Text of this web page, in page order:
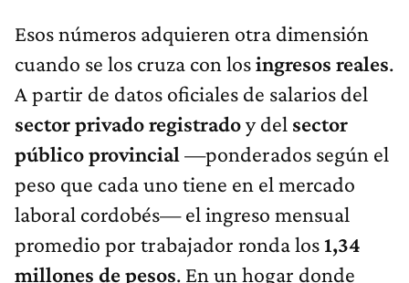
Esos números adquieren otra dimensión
cuando se los cruza con losingresos reales.
A partir de datos oficiales de salarios del
sector privado registradoy del sector
público provincial —ponderados según el
peso que cada uno tiene en el mercado
laboral cordobés— el ingreso mensual
promedio por trabajador ronda los1,34
millones de pesos. En un hogar donde